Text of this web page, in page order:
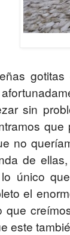
sin
no
de
único
el
que
este